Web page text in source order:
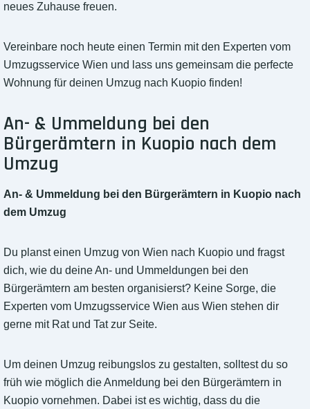
neues Zuhause freuen.
Vereinbare noch heute einen Termin mit den Experten vom
Umzugsservice Wien und lass uns gemeinsam die perfecte
Wohnung für deinen Umzug nach Kuopio finden!
An- & Ummeldung bei den
Bürgerämtern in Kuopio nach dem
Umzug
An- & Ummeldung bei den Bürgerämtern in Kuopio nach
dem Umzug
Du planst einen Umzug von Wien nach Kuopio und fragst
dich, wie du deine An- und Ummeldungen bei den
Bürgerämtern am besten organisierst? Keine Sorge, die
Experten vom Umzugsservice Wien aus Wien stehen dir
gerne mit Rat und Tat zur Seite.
Um deinen Umzug reibungslos zu gestalten, solltest du so
früh wie möglich die Anmeldung bei den Bürgerämtern in
Kuopio vornehmen. Dabei ist es wichtig, dass du die